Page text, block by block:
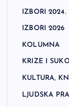
IZBORI 2024.
IZBORI 2026
KOLUMNA
KRIZE I
KULTURA,
LJUDSKA